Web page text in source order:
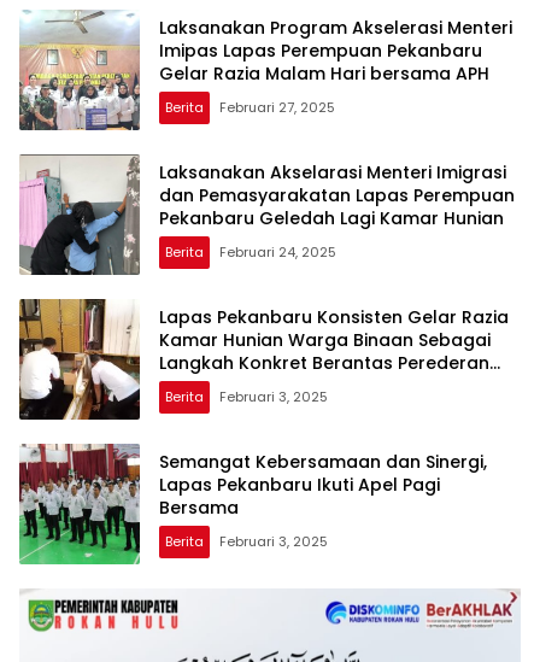
Laksanakan Program Akselerasi Menteri
Imipas Lapas Perempuan Pekanbaru
Gelar Razia Malam Hari bersama APH
Berita Februari 27, 2025
Laksanakan Akselarasi Menteri Imigrasi
dan Pemasyarakatan Lapas Perempuan
Pekanbaru Geledah Lagi Kamar Hunian
Berita Februari 24, 2025
Lapas Pekanbaru Konsisten Gelar Razia
Kamar Hunian Warga Binaan Sebagai
Langkah Konkret Berantas Perederan
Narkoba dan Modus Penipuan
Berita Februari 3, 2025
Semangat Kebersamaan dan Sinergi,
Lapas Pekanbaru Ikuti Apel Pagi
Bersama
Berita Februari 3, 2025